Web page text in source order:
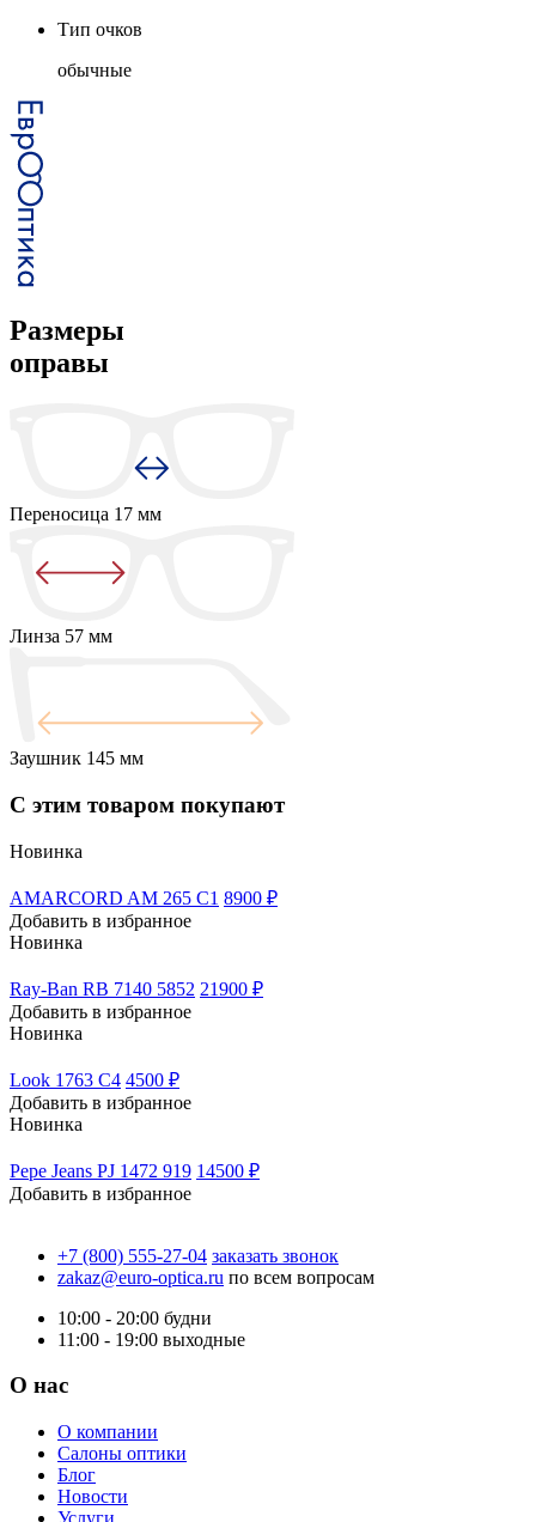
Тип очков
обычные
Размеры
оправы
Переносица 17 мм
Линза 57 мм
Заушник 145 мм
С этим товаром покупают
Новинка
AMARCORD AM 265 C1 8900 ₽
Добавить в избранное
Новинка
Ray-Ban RB 7140 5852 21900 ₽
Добавить в избранное
Новинка
Look 1763 C4 4500 ₽
Добавить в избранное
Новинка
Pepe Jeans PJ 1472 919 14500 ₽
Добавить в избранное
+7 (800) 555-27-04 заказать звонок
zakaz@euro-optica.ru по всем вопросам
10:00 - 20:00 будни
11:00 - 19:00 выходные
О нас
О компании
Салоны оптики
Блог
Новости